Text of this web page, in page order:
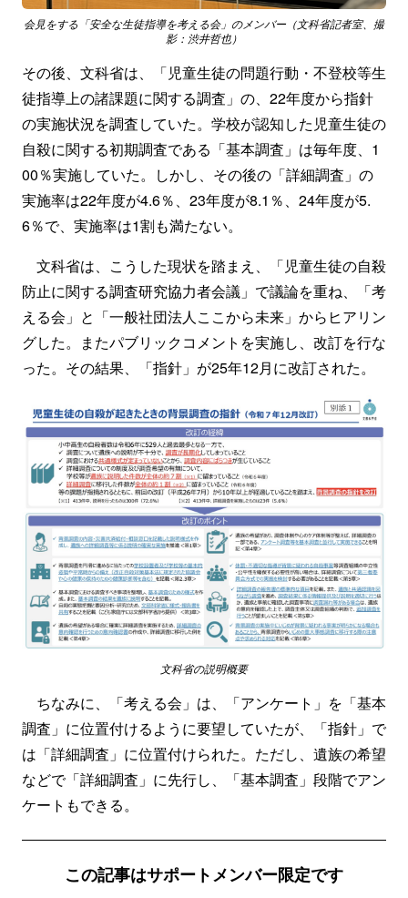
会見をする「安全な生徒指導を考える会」のメンバー（文科省記者室、撮
影：渋井哲也）
その後、文科省は、「児童生徒の問題行動・不登校等生
徒指導上の諸課題に関する調査」の、22年度から指針
の実施状況を調査していた。学校が認知した児童生徒の
自殺に関する初期調査である「基本調査」は毎年度、1
00％実施していた。しかし、その後の「詳細調査」の
実施率は22年度が4.6％、23年度が8.1％、24年度が5.
6％で、実施率は1割も満たない。
文科省は、こうした現状を踏まえ、「児童生徒の自殺
防止に関する調査研究協力者会議」で議論を重ね、「考
える会」と「一般社団法人ここから未来」からヒアリン
グした。またパブリックコメントを実施し、改訂を行な
った。その結果、「指針」が25年12月に改訂された。
文科省の説明概要
ちなみに、「考える会」は、「アンケート」を「基本
調査」に位置付けるように要望していたが、「指針」で
は「詳細調査」に位置付けられた。ただし、遺族の希望
などで「詳細調査」に先行し、「基本調査」段階でアン
ケートもできる。
この記事はサポートメンバー限定です